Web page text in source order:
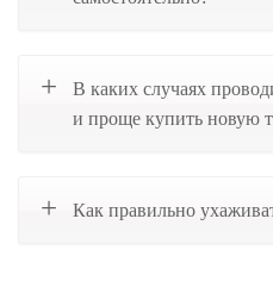
В каких случаях
и проще купить новую
Как правильно